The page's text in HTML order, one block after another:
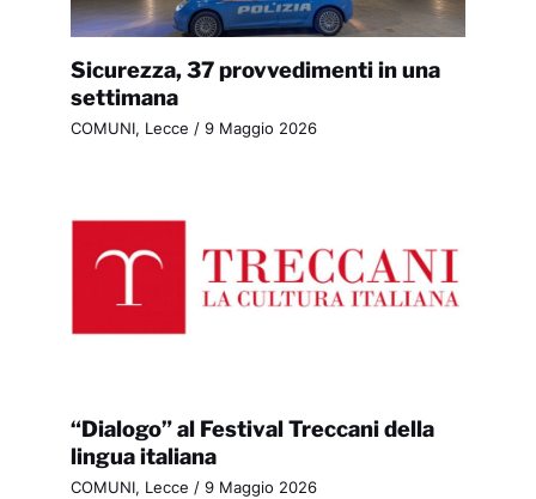
Sicurezza, 37 provvedimenti in una
settimana
COMUNI, Lecce / 9 Maggio 2026
“Dialogo” al Festival Treccani della
lingua italiana
COMUNI, Lecce / 9 Maggio 2026